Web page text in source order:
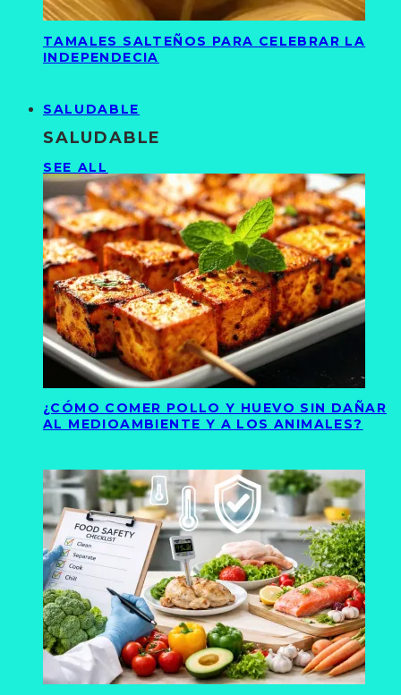
TAMALES SALTEÑOS PARA CELEBRAR LA
INDEPENDECIA
SALUDABLE
SALUDABLE
SEE ALL
¿CÓMO COMER POLLO Y HUEVO SIN DAÑAR
AL MEDIOAMBIENTE Y A LOS ANIMALES?